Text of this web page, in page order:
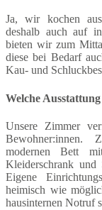
Ja, wir kochen
deshalb auch auf
bieten wir zum
diese bei Bedarf
Kau- und
Welche
Unsere Zimmer
Bewohner:innen.
modernen Bett
Kleiderschrank
Eigene
heimisch wie
hausinternen Notruf